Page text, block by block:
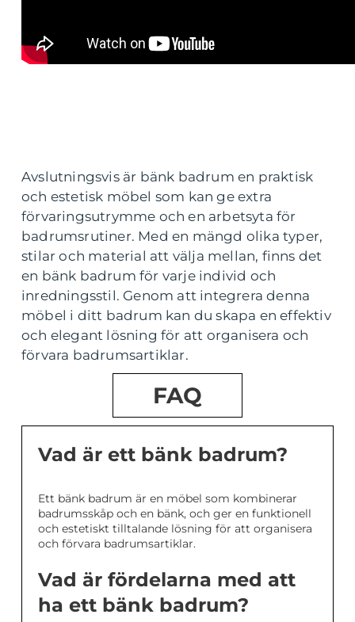
Avslutningsvis är bänk badrum en praktisk
och estetisk möbel som kan ge extra
förvaringsutrymme och en arbetsyta för
badrumsrutiner. Med en mängd olika typer,
stilar och material att välja mellan, finns det
en bänk badrum för varje individ och
inredningsstil. Genom att integrera denna
möbel i ditt badrum kan du skapa en effektiv
och elegant lösning för att organisera och
förvara badrumsartiklar.
FAQ
Vad är ett bänk badrum?
Ett bänk badrum är en möbel som kombinerar
badrumsskåp och en bänk, och ger en funktionell
och estetiskt tilltalande lösning för att organisera
och förvara badrumsartiklar.
Vad är fördelarna med att
ha ett bänk badrum?